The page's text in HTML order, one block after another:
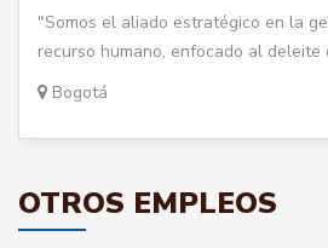
"Somos el aliado estratégico en la
recurso humano, enfocado al
Bogotá
OTROS EMPLEOS